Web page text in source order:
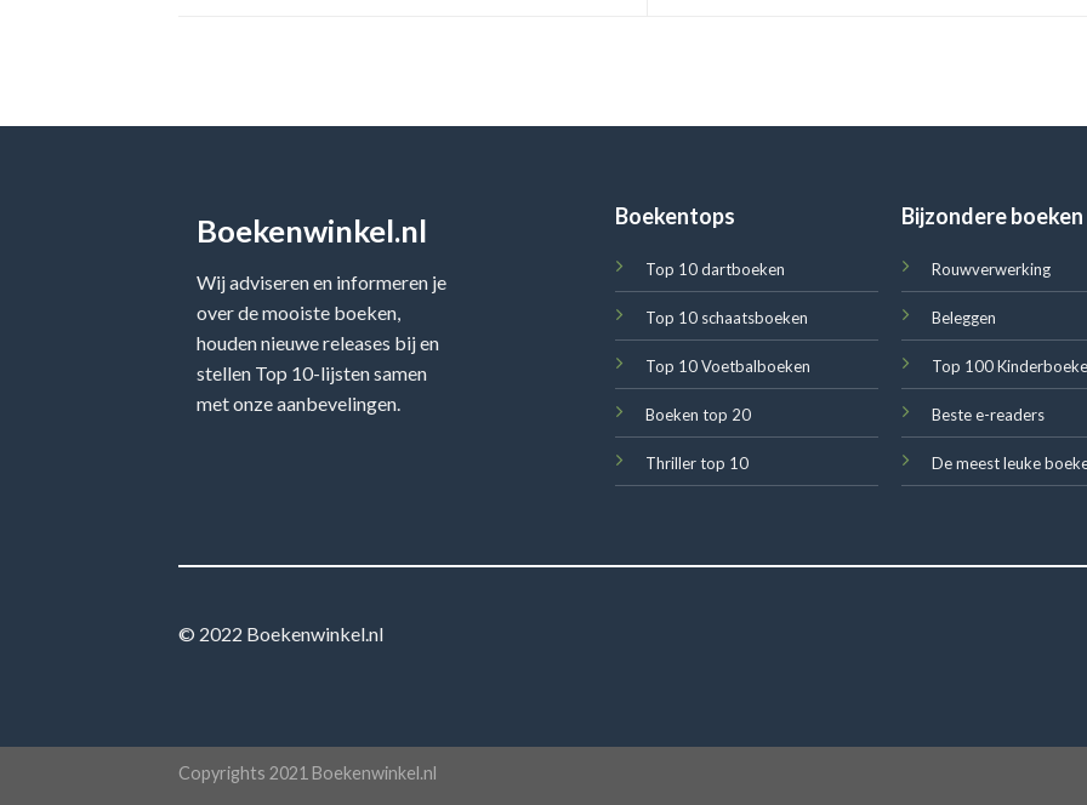
Boekenwinkel.nl
Wij adviseren en informeren je
over de mooiste boeken,
houden nieuwe releases bij en
stellen Top 10-lijsten samen
met onze aanbevelingen.
Boekentops
Top 10 dartboeken
Top 10 schaatsboeken
Top 10 Voetbalboeken
Boeken top 20
Thriller top 10
Bijzondere boeken
Rouwverwerking
Beleggen
Top 100
Beste e-readers
De meest leuke
© 2022 Boekenwinkel.nl
Copyrights 2021 Boekenwinkel.nl